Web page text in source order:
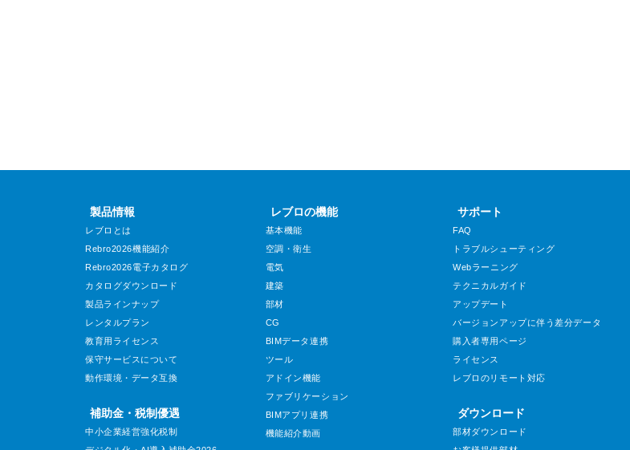
製品情報
レブロとは
Rebro2026機能紹介
Rebro2026電子カタログ
カタログダウンロード
製品ラインナップ
レンタルプラン
教育用ライセンス
保守サービスについて
動作環境・データ互換
補助金・税制優遇
中小企業経営強化税制
レブロの機能
基本機能
空調・衛生
電気
建築
部材
CG
BIMデータ連携
ツール
アドイン機能
ファブリケーション
BIMアプリ連携
機能紹介動画
サポート
FAQ
トラブルシューティング
Webラーニング
テクニカルガイド
アップデート
バージョンアップに伴う差分データ
購入者専用ページ
ライセンス
レブロのリモート対応
ダウンロード
部材ダウンロード